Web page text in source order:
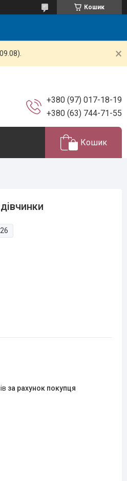
Кошик
+380 (97) 017-18-19
+380 (63) 744-71-55
Кошик
за рахунок покупця